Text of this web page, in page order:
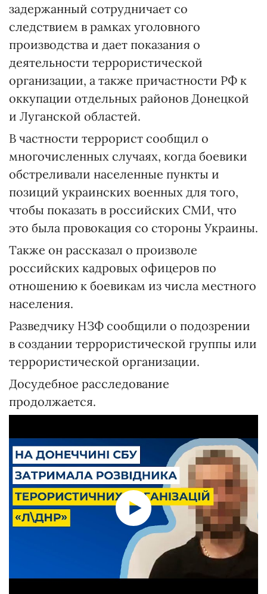
задержанный сотрудничает со
следствием в рамках уголовного
производства и дает показания о
деятельности террористической
организации, а также причастности РФ к
оккупации отдельных районов Донецкой
и Луганской областей.
В частности террорист сообщил о
многочисленных случаях, когда боевики
обстреливали населенные пункты и
позиций украинских военных для того,
чтобы показать в российских СМИ, что
это была провокация со стороны Украины.
Также он рассказал о произволе
российских кадровых офицеров по
отношению к боевикам из числа местного
населения.
Разведчику НЗФ сообщили о подозрении
в создании террористической группы или
террористической организации.
Досудебное расследование
продолжается.